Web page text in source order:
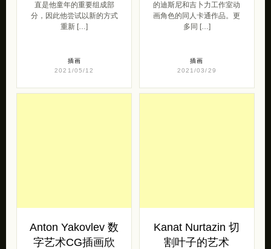
直是他童年的重要组成部
分，因此他尝试以新的方式
重新 […]
插画
2021/05/12
的迪斯尼和吉卜力工作室动
画角色的同人卡通作品。更
多同 […]
插画
2021/03/29
Anton Yakovlev 数
字艺术CG插画欣
Kanat Nurtazin 切
割叶子的艺术